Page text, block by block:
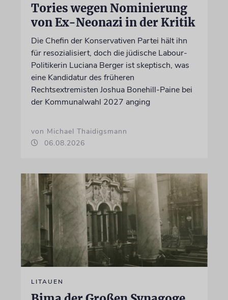
Tories wegen Nominierung
von Ex-Neonazi in der Kritik
Die Chefin der Konservativen Partei hält ihn
für resozialisiert, doch die jüdische Labour-
Politikerin Luciana Berger ist skeptisch, was
eine Kandidatur des früheren
Rechtsextremisten Joshua Bonehill-Paine bei
der Kommunalwahl 2027 anging
von Michael Thaidigsmann
06.08.2026
LITAUEN